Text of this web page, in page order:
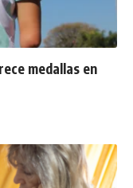
medallas en